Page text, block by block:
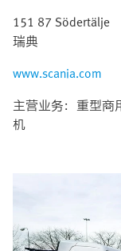
151 87 Södertälje
瑞典
www.scania.com
主营业务：重型商
机